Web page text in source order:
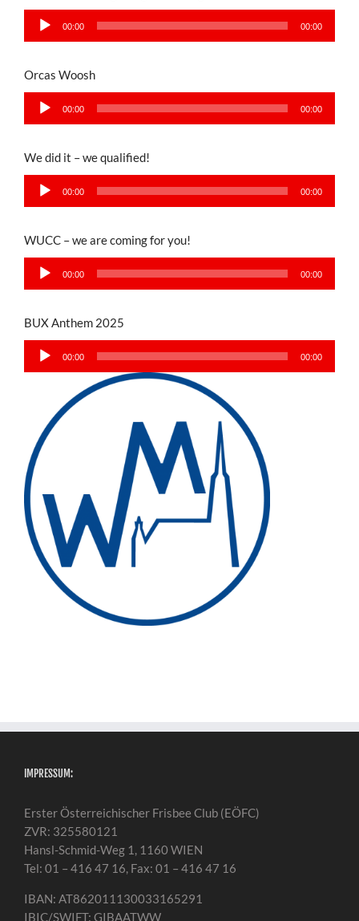
Audio-
Player
00:00 00:00
Orcas Woosh
Audio-
Player
00:00 00:00
We did it – we qualified!
Audio-
Player
00:00 00:00
WUCC – we are coming for you!
Audio-
Player
00:00 00:00
BUX Anthem 2025
Audio-
Player
00:00 00:00
IMPRESSUM:
Erster Österreichischer Frisbee Club (EÖFC)
ZVR: 325580121
Hansl-Schmid-Weg 1, 1160 WIEN
Tel: 01 – 416 47 16, Fax: 01 – 416 47 16
IBAN: AT862011130033165291
IBIC/SWIFT: GIBAATWW